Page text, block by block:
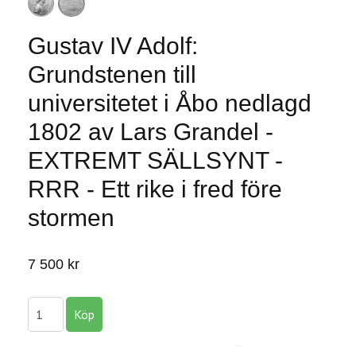
Gustav IV Adolf:
Grundstenen till
universitetet i Åbo nedlagd
1802 av Lars Grandel -
EXTREMT SÄLLSYNT -
RRR - Ett rike i fred före
stormen
7 500 kr